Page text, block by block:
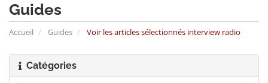
Guides
Accueil Guides Voir les articles sélectionnés interview radio
Catégories